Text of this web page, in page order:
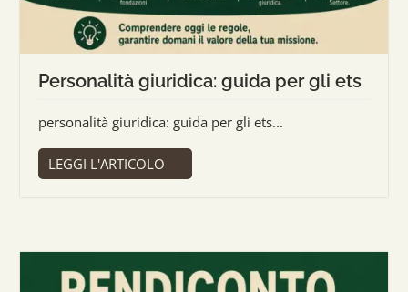
Personalità giuridica: guida per gli ets
personalità giuridica: guida per gli ets...
LEGGI L'ARTICOLO